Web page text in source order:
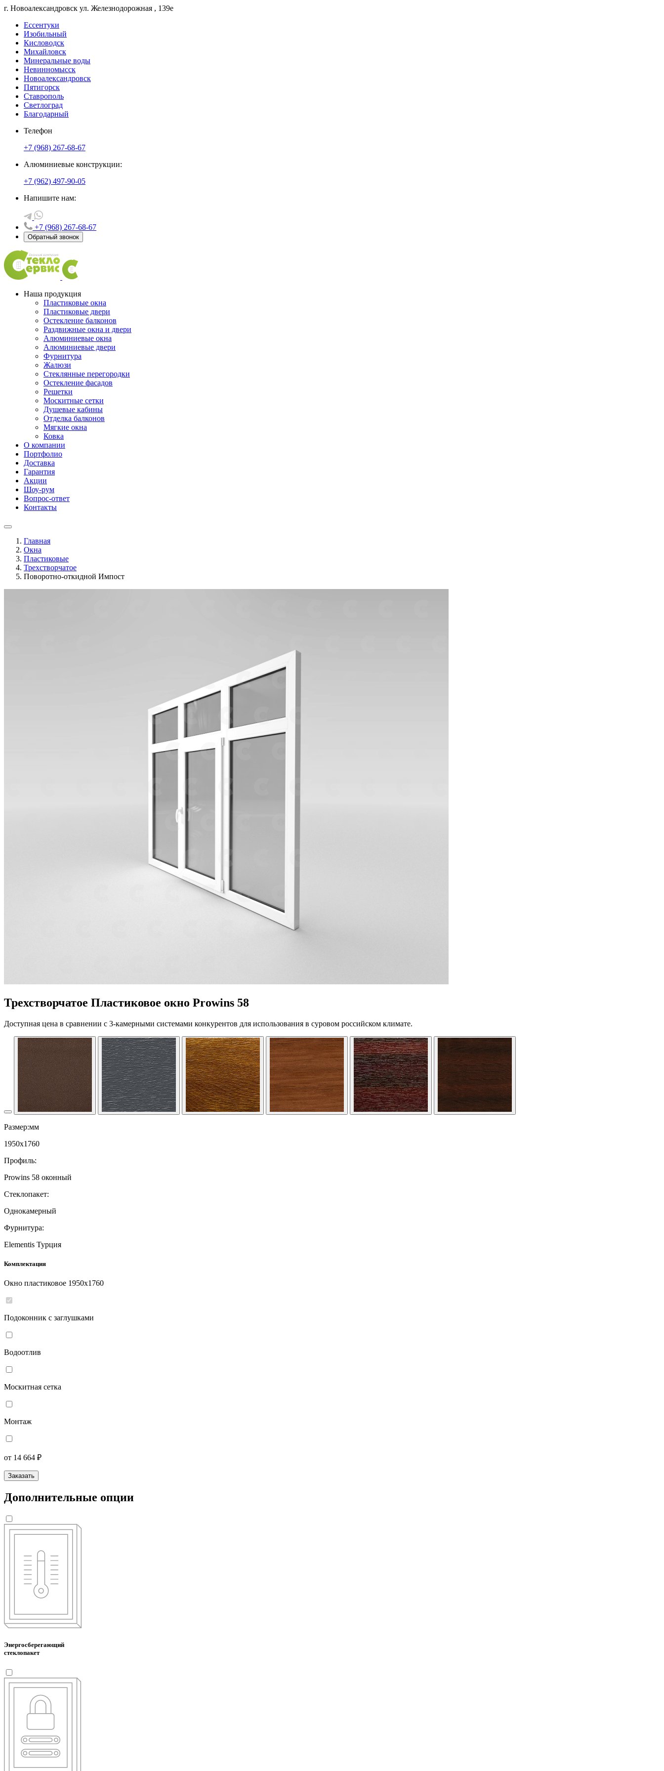
г. Новоалександровск ул. Железнодорожная , 139е
Ессентуки
Изобильный
Кисловодск
Михайловск
Минеральные воды
Невинномысск
Новоалександровск
Пятигорск
Ставрополь
Светлоград
Благодарный
Телефон
+7 (968) 267-68-67
Алюминиевые конструкции:
+7 (962) 497-90-05
Напишите нам:
+7 (968) 267-68-67
Обратный звонок
Наша продукция
Пластиковые окна
Пластиковые двери
Остекление балконов
Раздвижные окна и двери
Алюминиевые окна
Алюминиевые двери
Фурнитура
Жалюзи
Стеклянные перегородки
Остекление фасадов
Решетки
Москитные сетки
Душевые кабины
Отделка балконов
Мягкие окна
Ковка
О компании
Портфолио
Доставка
Гарантия
Акции
Шоу-рум
Вопрос-ответ
Контакты
Главная
Окна
Пластиковые
Трехстворчатое
Поворотно-откидной Импост
Трехстворчатое Пластиковое окно Prowins 58
Доступная цена в сравнении с 3-камерными системами конкурентов для использования в суровом российском климате.
Размер:мм
1950x1760
Профиль:
Prowins 58 оконный
Стеклопакет:
Однокамерный
Фурнитура:
Elementis Турция
Комплектация
Окно пластиковое 1950x1760
Подоконник с заглушками
Водоотлив
Москитная сетка
Монтаж
от 14 664 ₽
Заказать
Дополнительные опции
Энергосберегающий
стеклопакет